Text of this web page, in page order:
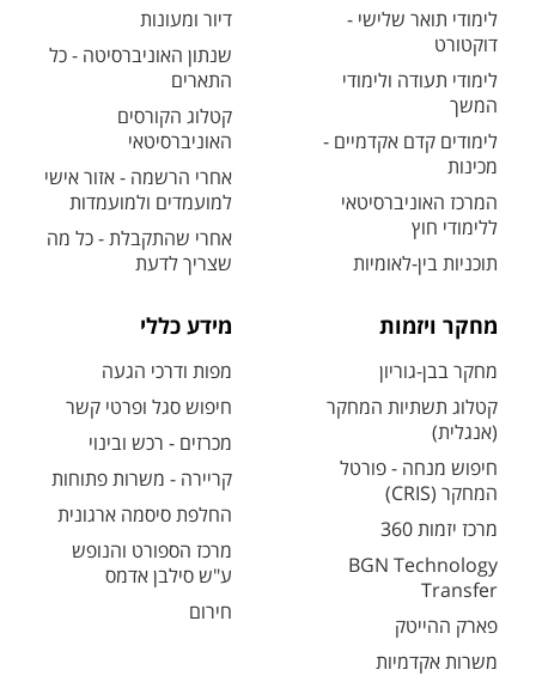
לימודי תואר שלישי -
דוקטורט
לימודי תעודה ולימודי
המשך
לימודים קדם אקדמיים -
מכינות
המרכז האוניברסיטאי
ללימודי חוץ
תוכניות בין-לאומיות
דיור ומעונות
שנתון האוניברסיטה - כל
התארים
קטלוג הקורסים
האוניברסיטאי
אחרי הרשמה - אזור אישי
למועמדים ולמועמדות
אחרי שהתקבלת - כל מה
שצריך לדעת
מחקר ויזמות
מחקר בבן-גוריון
קטלוג תשתיות המחקר
(אנגלית)
חיפוש מנחה - פורטל
המחקר (CRIS)
מרכז יזמות 360
BGN Technology
Transfer
פארק ההייטק
משרות אקדמיות
מידע כללי
מפות ודרכי הגעה
חיפוש סגל ופרטי קשר
מכרזים - רכש ובינוי
קריירה - משרות פתוחות
החלפת סיסמה ארגונית
מרכז הספורט והנופש
ע"ש סילבן אדמס
חירום